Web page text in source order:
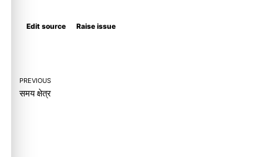
Edit source Raise issue
PREVIOUS
समय क्षेत्र